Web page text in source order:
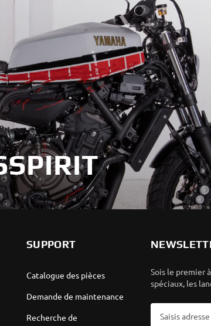
SUPPORT
Catalogue des pièces
Demande de maintenance
Recherche de
Sois le premier
spéciaux, les